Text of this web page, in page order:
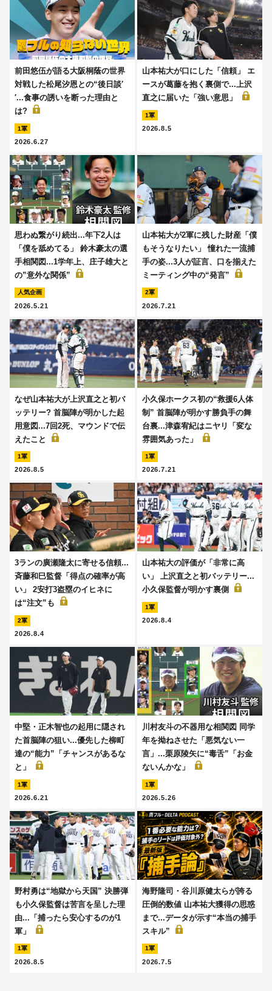
前田悠伍が語る大阪桐蔭の世界
対戦した松尾汐恩との“後日談′
′...食事の誘いを断った理由と
は?
1軍
2026.6.27
山本祐大が口にした「信頼」 エ
ースが葛藤を抱く裏側で...上沢
直之に届いた「強い意思」
1軍
2026.8.5
思わぬ繋がり続出...年下2人は
「僕を舐めてる」 鈴木豪太の選
手相関図...1学年上、庄子雄大と
の”意外な関係”
人気企画
2026.5.21
山本祐大が2軍に残した財産「僕
もそうなりたい」 憧れた一流捕
手の姿...3人が証言、口を揃えた
ミーティング中の“発言”
2軍
2026.7.21
なぜ山本祐大が上沢直之と初バ
ッテリー? 首脳陣が明かした起
用意図...7回2死、マウンドで伝
えたこと
1軍
2026.8.5
小久保ホークス初の“救援6人体
制” 首脳陣が明かす勝負手の舞
台裏...津森宥紀はニヤリ「変な
雰囲気あった」
1軍
2026.7.21
3ランの廣瀬隆太に寄せる信頼...
斉藤和巳監督「得点の確率が高
い」 2安打3盗塁のイヒネに
は“注文”も
2軍
2026.8.4
山本祐大の評価が「非常に高
い」 上沢直之と初バッテリー...
小久保監督が明かす裏側
1軍
2026.8.4
中堅・正木智也の起用に隠され
た首脳陣の狙い...優先した柳町
達の“能力”「チャンスがあるな
と」
1軍
2026.6.21
川村友斗の不器用な相関図 同学
年を拗ねさせた「悪気ない一
言」...栗原陵矢に“毒舌”「お金
ないんかな」
1軍
2026.5.26
野村勇は“地獄から天国” 決勝弾
も小久保監督は苦言を呈した理
由...「捕ったら安心するのが1
軍」
1軍
2026.8.5
海野隆司・谷川原健太らが誇る
圧倒的数値 山本祐大獲得の思惑
まで...データが示す“本当の捕手
スキル”
1軍
2026.7.5